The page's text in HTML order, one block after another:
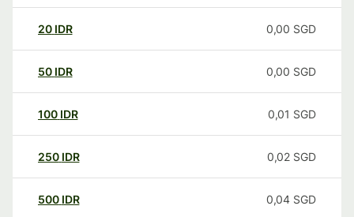
20 IDR 0,00 SGD
50 IDR 0,00 SGD
100 IDR 0,01 SGD
250 IDR 0,02 SGD
500 IDR 0,04 SGD